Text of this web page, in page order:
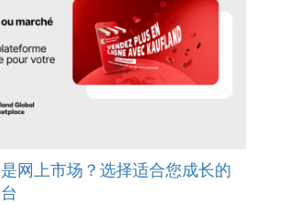
网上市场？选择适合您成长的